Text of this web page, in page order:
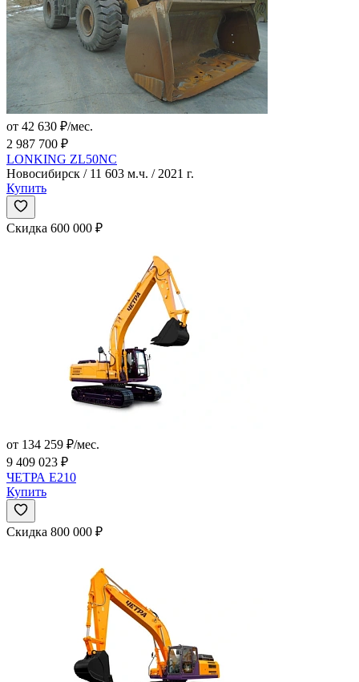
от 42 630 ₽/мес.
2 987 700 ₽
LONKING ZL50NC
Новосибирск / 11 603 м.ч. / 2021 г.
Купить
Скидка 600 000 ₽
от 134 259 ₽/мес.
9 409 023 ₽
ЧЕТРА E210
Купить
Скидка 800 000 ₽